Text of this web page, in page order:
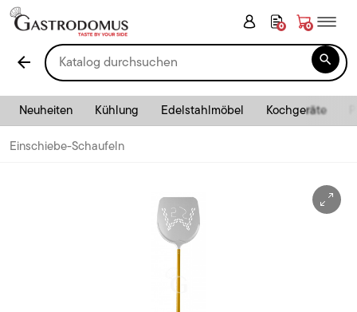
0 0
arrow_back 
Neuheiten Kühlung Edelstahlmöbel Kochgeräte
Einschiebe-Schaufeln